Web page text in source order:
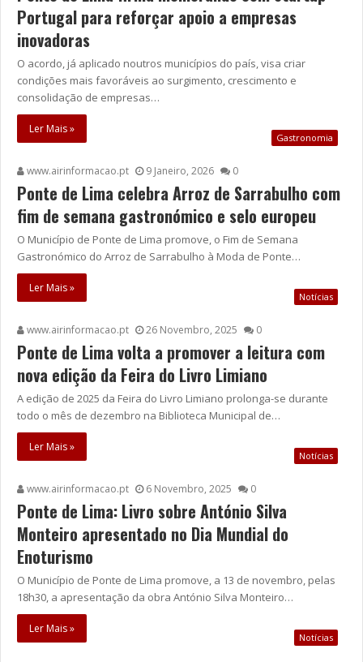
Portugal para reforçar apoio a empresas
inovadoras
O acordo, já aplicado noutros municípios do país, visa criar
condições mais favoráveis ao surgimento, crescimento e
consolidação de empresas…
Ler Mais »
Gastronomia
www.airinformacao.pt 9 Janeiro, 2026 0
Ponte de Lima celebra Arroz de Sarrabulho com
fim de semana gastronómico e selo europeu
O Município de Ponte de Lima promove, o Fim de Semana
Gastronómico do Arroz de Sarrabulho à Moda de Ponte…
Ler Mais »
Notícias
www.airinformacao.pt 26 Novembro, 2025 0
Ponte de Lima volta a promover a leitura com
nova edição da Feira do Livro Limiano
A edição de 2025 da Feira do Livro Limiano prolonga-se durante
todo o mês de dezembro na Biblioteca Municipal de…
Ler Mais »
Notícias
www.airinformacao.pt 6 Novembro, 2025 0
Ponte de Lima: Livro sobre António Silva
Monteiro apresentado no Dia Mundial do
Enoturismo
O Município de Ponte de Lima promove, a 13 de novembro, pelas
18h30, a apresentação da obra António Silva Monteiro…
Ler Mais »
Notícias